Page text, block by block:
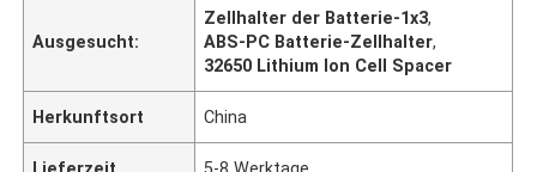
Ausgesucht:
Zellhalter der Batterie-1x3,
ABS-PC Batterie-Zellhalter,
32650 Lithium Ion Cell Spacer
Herkunftsort China
Lieferzeit 5-8 Werktage